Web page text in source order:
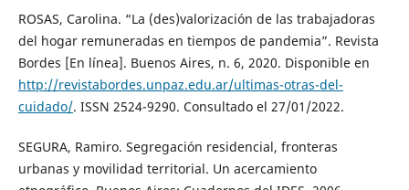
ROSAS, Carolina. “La (des)valorización de las trabajadoras
del hogar remuneradas en tiempos de pandemia”. Revista
Bordes [En línea]. Buenos Aires, n. 6, 2020. Disponible en
http://revistabordes.unpaz.edu.ar/ultimas-otras-del-
cuidado/. ISSN 2524-9290. Consultado el 27/01/2022.
SEGURA, Ramiro. Segregación residencial, fronteras
urbanas y movilidad territorial. Un acercamiento